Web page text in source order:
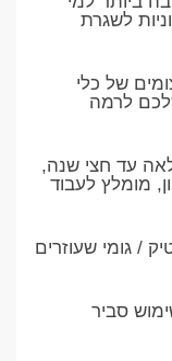
לשגרת
של כלי
שלכם לרמה
עד חצי שנה,
מומלץ לעבוד
/ גומי שעוזרים